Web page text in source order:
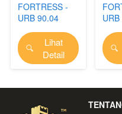
FORTRESS -
URB 90.04
`
Lihat
Detail
`